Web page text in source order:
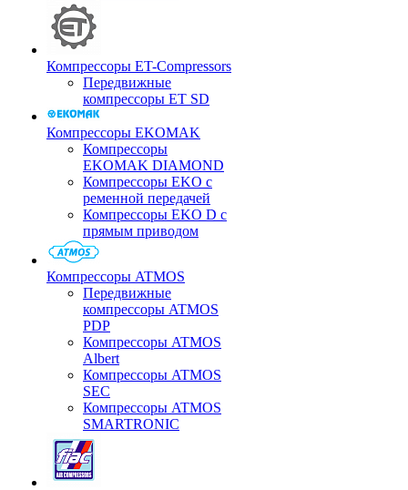
Компрессоры ET-Compressors
Передвижные
компрессоры ET SD
Компрессоры EKOMAK
Компрессоры
EKOMAK DIAMOND
Компрессоры EKO c
ременной передачей
Компрессоры EKO D с
прямым приводом
Компрессоры ATMOS
Передвижные
компрессоры ATMOS
PDP
Компрессоры ATMOS
Albert
Компрессоры ATMOS
SEC
Компрессоры ATMOS
SMARTRONIC